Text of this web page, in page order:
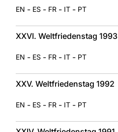
EN - ES - FR - IT - PT
XXVI. Weltfriedenstag 1993
EN - ES - FR - IT - PT
XXV. Weltfriedenstag 1992
EN - ES - FR - IT - PT